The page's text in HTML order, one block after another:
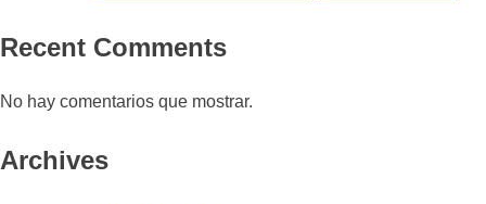
Recent Comments
No hay comentarios que mostrar.
Archives